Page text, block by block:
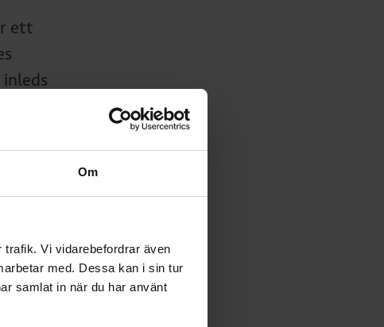
Om
trafik. Vi vidarebefordrar även
med. Dessa kan i sin tur
samlat in när du har använt
ett